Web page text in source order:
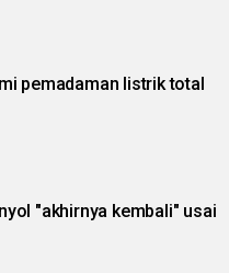
pemadaman listrik total
"akhirnya kembali" usai